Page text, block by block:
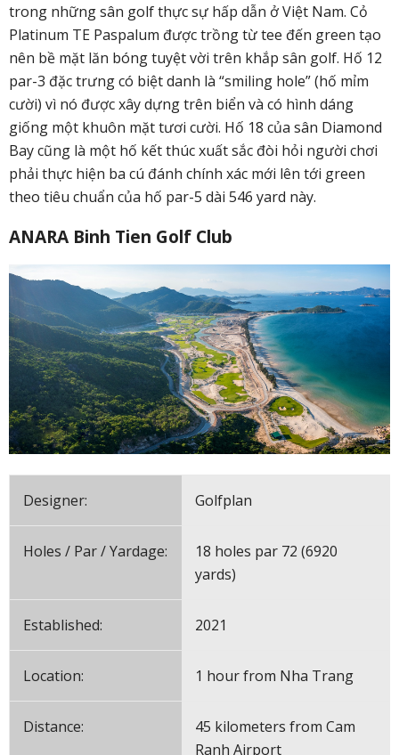
trong những sân golf thực sự hấp dẫn ở Việt Nam. Cỏ
Platinum TE Paspalum được trồng từ tee đến green tạo
nên bề mặt lăn bóng tuyệt vời trên khắp sân golf. Hố 12
par-3 đặc trưng có biệt danh là “smiling hole” (hố mỉm
cười) vì nó được xây dựng trên biển và có hình dáng
giống một khuôn mặt tươi cười. Hố 18 của sân Diamond
Bay cũng là một hố kết thúc xuất sắc đòi hỏi người chơi
phải thực hiện ba cú đánh chính xác mới lên tới green
theo tiêu chuẩn của hố par-5 dài 546 yard này.
ANARA Binh Tien Golf Club
Designer: Golfplan
Holes / Par / Yardage:
18 holes par 72 (6920
yards)
Established: 2021
Location: 1 hour from Nha Trang
Distance:
45 kilometers from Cam
Ranh Airport